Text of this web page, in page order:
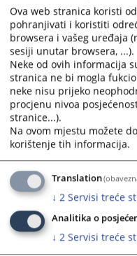
Tekst uputstva možete
Prikazana vijest je na:
Vijest dostupna još na:
Ova web stranica koristi
pohranjivati i koristiti
browsera i vašeg uređaja
sesiji unutar browsera, ...).
Neke od ovih informacija
stranica ne bi mogla
neke nisu prijeko
procjenu nivoa
stranice...).
Na ovom mjestu možete
korištenje tih informacija.
Translation
↓ 2 Servisi treće
Analitika o
↓ 2 Servisi treće